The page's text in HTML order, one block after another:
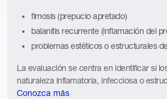
fimosis (prepucio apretado)
balanitis recurrente (inflamación del
problemas estéticos o estructurales
La evaluación se centra en identificar si
naturaleza inflamatoria, infecciosa o
Conozca más